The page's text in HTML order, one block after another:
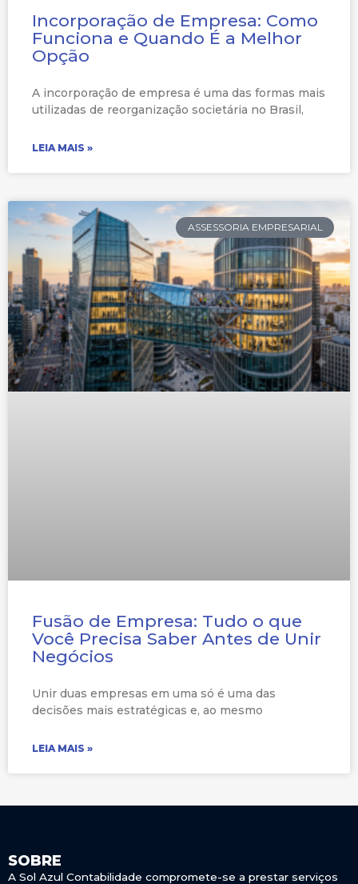
Incorporação de Empresa: Como
Funciona e Quando É a Melhor
Opção
A incorporação de empresa é uma das formas mais
utilizadas de reorganização societária no Brasil,
LEIA MAIS »
ASSESSORIA EMPRESARIAL
Fusão de Empresa: Tudo o que
Você Precisa Saber Antes de Unir
Negócios
Unir duas empresas em uma só é uma das
decisões mais estratégicas e, ao mesmo
LEIA MAIS »
SOBRE
A Sol Azul Contabilidade compromete-se a prestar serviços